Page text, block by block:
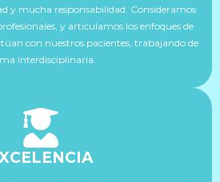
y mucha responsabilidad. Consideramos
y articulamos los enfoques de
con nuestros pacientes, trabajando de
interdisciplinaria.